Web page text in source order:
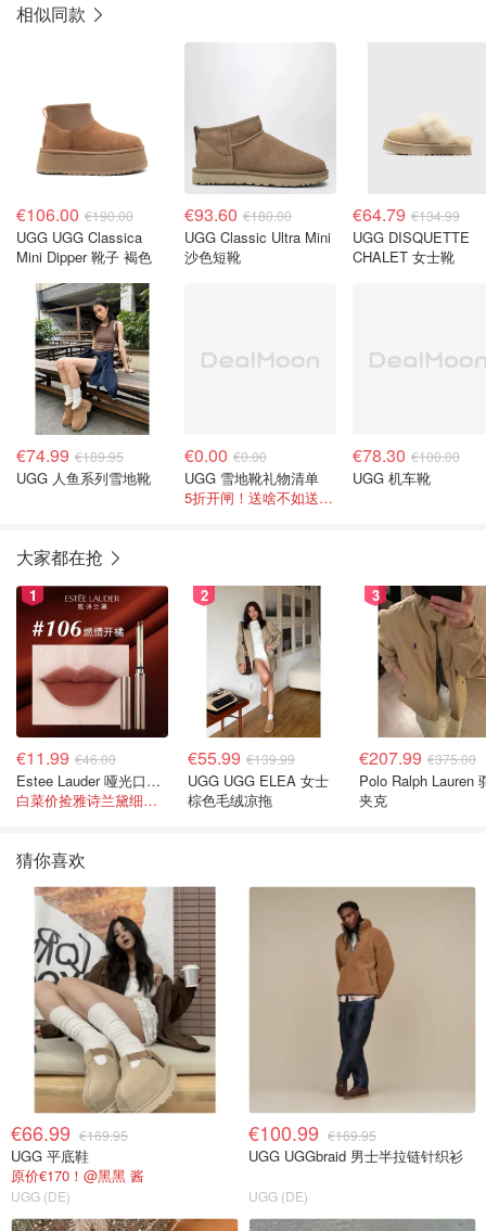
相似同款
€106.00 €190.00
UGG UGG Classica
Mini Dipper 靴子 褐色
€93.60 €180.00
UGG Classic Ultra Mini
沙色短靴
€64.79 €134.99
UGG DISQUETTE
CHALET 女士靴
€74.99 €189.95
UGG 人鱼系列雪地靴
€0.00 €0.00
UGG 雪地靴礼物清单
5折开闸！送啥不如送温暖啊！
€78.30 €100.00
UGG 机车靴
大家都在抢
1
€11.99 €46.00
Estee Lauder 哑光口红 double or nothing色号
白菜价捡雅诗兰黛细管！薄涂没毛病
2
€55.99 €139.99
UGG UGG ELEA 女士
棕色毛绒凉拖
3
€207.99 €375.00
Polo Ralph Lauren
夹克
猜你喜欢
€66.99 €169.95
UGG 平底鞋
原价€170！@黑黑 酱
UGG (DE)
€100.99 €169.95
UGG UGGbraid 男士半拉链针织衫
UGG (DE)